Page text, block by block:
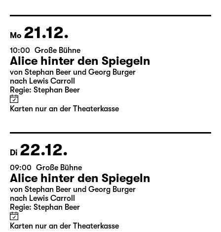
Regie: Salome Schneebeli
Karten
Mo 21.12.
10:00 Große Bühne
Alice hinter den Spiegeln
von Stephan Beer und Georg Burger
Karten nur an der Theaterkasse
Di 22.12.
09:00 Große Bühne
Alice hinter den Spiegeln
von Stephan Beer und Georg Burger